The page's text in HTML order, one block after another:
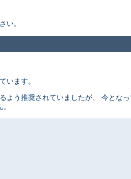
い。
います。
う推奨されていましたが、 今とな